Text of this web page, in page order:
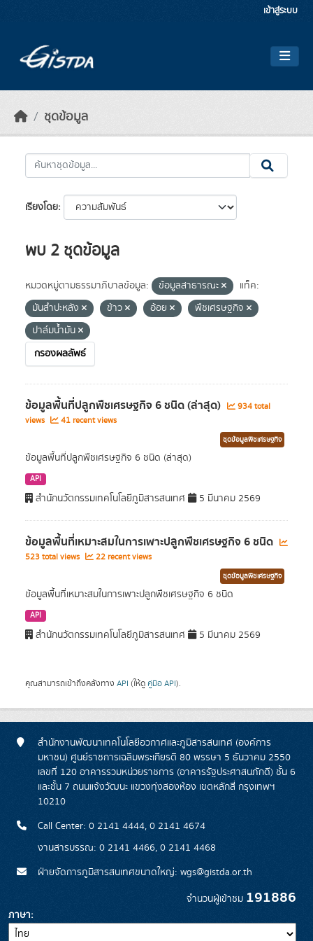
เข้าสู่ระบบ
ชุดข้อมูล
เรียงโดย
พบ 2 ชุดข้อมูล
หมวดหมู่ตามธรรมาภิบาลข้อมูล: ข้อมูลสาธารณะ
แท็ค:
มันสำปะหลัง
ข้าว อ้อย
พืชเศรษฐกิจ
ปาล์มน้ำมัน
กรองผลลัพธ์
ข้อมูลพื้นที่ปลูกพืชเศรษฐกิจ 6 ชนิด (ล่าสุด)
934 total
views
41 recent views
ชุดข้อมูลพืชเศรษฐกิจ
ข้อมูลพื้นที่ปลูกพืชเศรษฐกิจ 6 ชนิด (ล่าสุด)
API
สำนักนวัตกรรมเทคโนโลยีภูมิสารสนเทศ 5 มีนาคม 2569
ข้อมูลพื้นที่เหมาะสมในการเพาะปลูกพืชเศรษฐกิจ 6 ชนิด
523 total views 22 recent views
ชุดข้อมูลพืชเศรษฐกิจ
ข้อมูลพื้นที่เหมาะสมในการเพาะปลูกพืชเศรษฐกิจ 6 ชนิด
API
สำนักนวัตกรรมเทคโนโลยีภูมิสารสนเทศ 5 มีนาคม 2569
คุณสามารถเข้าถึงคลังทาง API (ให้ดู คู่มือ API).
สำนักงานพัฒนาเทคโนโลยีอวกาศและภูมิสารสนเทศ (องค์การ
มหาชน) ศูนย์ราชการเฉลิมพระเกียรติ 80 พรรษา 5 ธันวาคม 2550
เลขที่ 120 อาคารรวมหน่วยราชการ (อาคารรัฐประศาสนภักดี) ชั้น 6
และชั้น 7 ถนนแจ้งวัฒนะ แขวงทุ่งสองห้อง เขตหลักสี่ กรุงเทพฯ
10210
Call Center: 0 2141 4444, 0 2141 4674
งานสารบรรณ: 0 2141 4466, 0 2141 4468
ฝ่ายจัดการภูมิสารสนเทศขนาดใหญ่: wgs@gistda.or.th
จำนวนผู้เข้าชม 191886
ภาษา